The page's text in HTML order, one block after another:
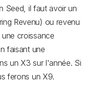
Seed, il faut avoir un
Revenu) ou revenu
croissance
faisant une
un X3 sur l'année. Si
ferons un X9.